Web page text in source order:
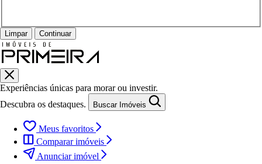
Limpar Continuar
Experiências únicas para morar ou investir.
Descubra os destaques.
Buscar Imóveis
Meus favoritos
Comparar imóveis
Anunciar imóvel